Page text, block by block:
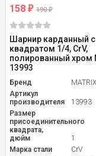
158 ₽ 190₽
Шарнир карданный с
квадратом 1/4, CrV,
полированный хром
13993
Бренд
MATRIX
Артикул
производителя
13993
Размер
присоединительного
квадрата,
дюйм
1
Марка стали
CrV